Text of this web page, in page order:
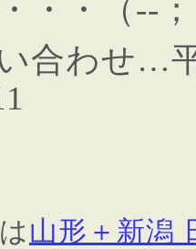
・・（--；
合わせ…
山形＋新潟